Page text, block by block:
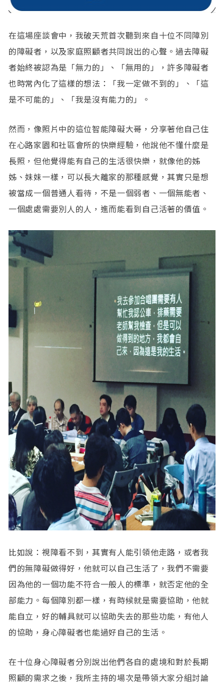
在這場座談會中，我破天荒首次聽到來自十位不同障別
的障礙者，以及家庭照顧者共同說出的心聲。過去障礙
者始終被認為是「無力的」、「無用的」，許多障礙者
也時常內化了這樣的想法：「我一定做不到的」、「這
是不可能的」、「我是沒有能力的」。
然而，像照片中的這位智能障礙大哥，分享著他自己住
在心路家園和社區會所的快樂經驗，他說他不懂什麼是
長照，但他覺得能有自己的生活很快樂，就像他的姊
姊、妹妹一樣，可以長大離家的那種感覺，其實只是想
被當成一個普通人看待，不是一個弱者、一個無能者、
一個處處需要別人的人，進而能看到自己活著的價值。
比如說：視障看不到，其實有人能引領他走路，或者我
們的無障礙做得好，他就可以自己生活了，我們不需要
因為他的一個功能不符合一般人的標準，就否定他的全
部能力。每個障別都一樣，有時候就是需要協助，他就
能自立，好的輔具就可以協助失去的那些功能，有他人
的協助，身心障礙者也能過好自己的生活。
在十位身心障礙者分別說出他們各自的處境和對於長期
照顧的需求之後，我所主持的場次是帶領大家分組討論